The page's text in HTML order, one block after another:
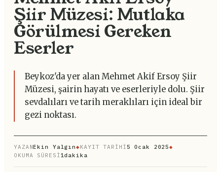
Şiir Müzesi: Mutlaka
Görülmesi Gereken
Eserler
Beykoz'da yer alan Mehmet Akif Ersoy Şiir
Müzesi, şairin hayatı ve eserleriyle dolu. Şiir
sevdalıları ve tarih meraklıları için ideal bir
gezi noktası.
YAZANEkin Yalgın◆KAYIT TARİHİ5 Ocak 2025◆
OKUMA SÜRESİ1dakika